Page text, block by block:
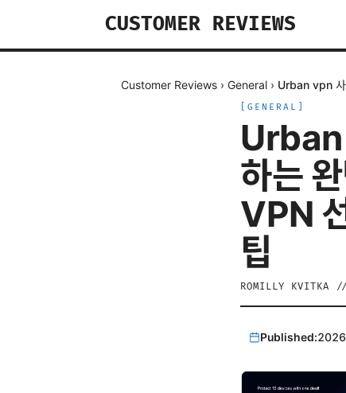
CUSTOMER REVIEWS
Customer Reviews › General › Urban vpn 사
GENERAL
Urban
하는
VPN
팁
ROMILLY KVITKA
Published: